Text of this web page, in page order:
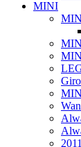
MINI